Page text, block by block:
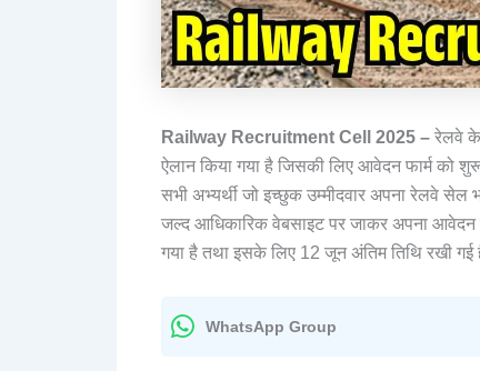
Railway Recruitment Cell 2025 – रेलवे के
ऐलान किया गया है जिसकी लिए आवेदन फार्म को
सभी अभ्यर्थी जो इच्छुक उम्मीदवार अपना रेलवे सेल
जल्द आधिकारिक वेबसाइट पर जाकर अपना
गया है तथा इसके लिए 12 जून अंतिम तिथि रखी गई
WhatsApp Group